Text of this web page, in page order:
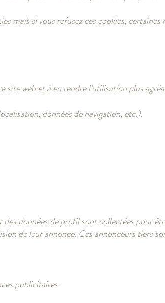
mais si vous refusez ces cookies,
web et à en rendre l’utilisation plus
données de navigation, etc.).
données de profil sont collectées pour
de leur annonce. Ces annonceurs tiers
publicitaires.